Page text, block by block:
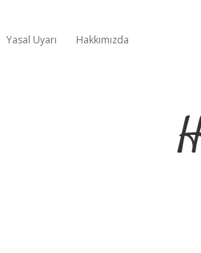
Yasal Uyarı Hakkımızda